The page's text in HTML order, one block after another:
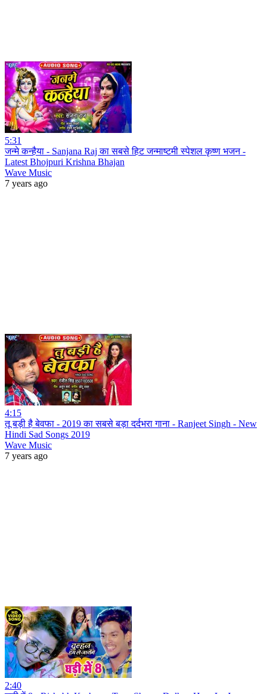
5:31
जन्मे कन्हैया - Sanjana Raj का सबसे हिट जन्माष्टमी स्पेशल कृष्ण भजन -
Latest Bhojpuri Krishna Bhajan
Wave Music
7 years ago
4:15
तू बड़ी है बेवफा - 2019 का सबसे बड़ा दर्दभरा गाना - Ranjeet Singh - New
Hindi Sad Songs 2019
Wave Music
7 years ago
2:40